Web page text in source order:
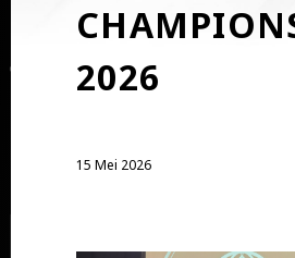
2026
15 Mei 2026